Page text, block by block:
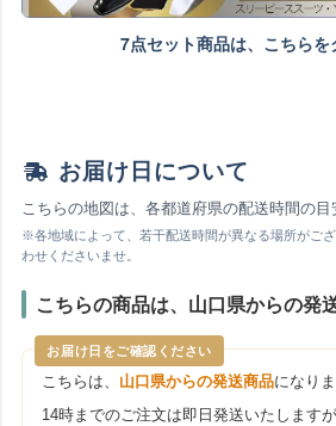
7点セット商品は、こちらを
お届け日について
こちらの地図は、各都道府県の配送時間の目
※各地域によって、若干配送時間が異なる場所がご
わせくださいませ。
こちらの商品は、山口県からの発
お届け日をご確認ください
こちらは、 山口県からの発送商品になりま
14時までのご注文は即日発送いたします